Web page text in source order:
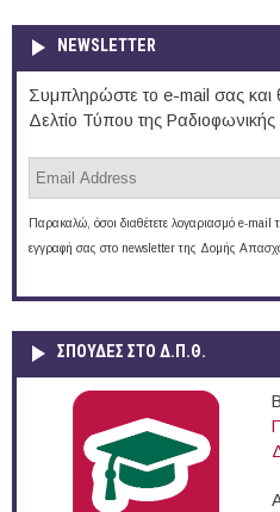
NEWSLETTER
Συμπληρώστε το e-mail σας και
Δελτίο Τύπου της
Παρακαλώ, όσοι διαθέτετε λογαριασμό e-mail
εγγραφή σας στο newsletter της Δομής
ΣΠΟΥΔΈΣ ΣΤΟ Δ.Π.Θ.